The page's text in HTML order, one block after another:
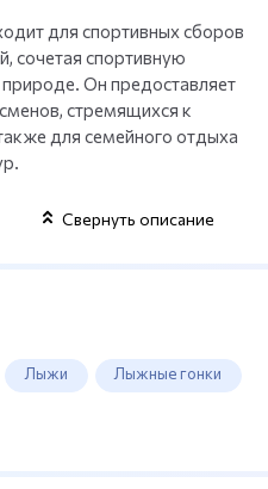
для спортивных сборов
сочетая спортивную
природе. Он предоставляет
стремящихся к
для семейного отдыха
Свернуть описание
Лыжи Лыжные гонки